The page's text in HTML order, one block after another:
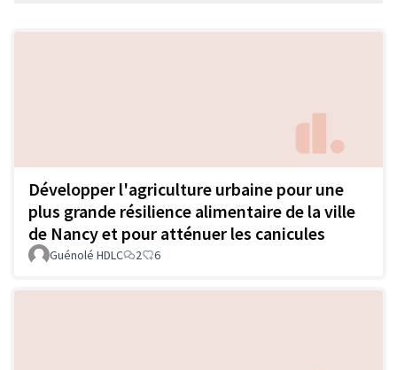
Développer l'agriculture urbaine pour une
plus grande résilience alimentaire de la ville
de Nancy et pour atténuer les canicules
Guénolé HDLC 2 6